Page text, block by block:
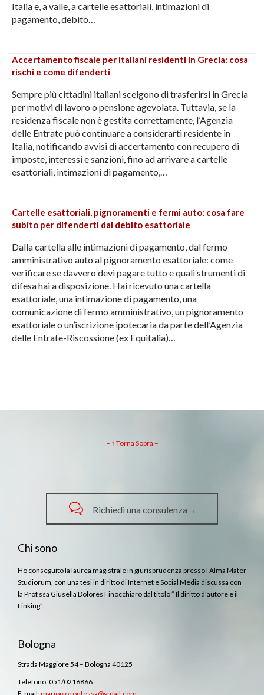
Italia e, a valle, a cartelle esattoriali, intimazioni di
pagamento, debito…
Accertamento fiscale per italiani residenti in Grecia: cosa
rischi e come difenderti
Sempre più cittadini italiani scelgono di trasferirsi in Grecia
per motivi di lavoro o pensione agevolata. Tuttavia, se la
residenza fiscale non è gestita correttamente, l’Agenzia
delle Entrate può continuare a considerarti residente in
Italia, notificando avvisi di accertamento con recupero di
imposte, interessi e sanzioni, fino ad arrivare a cartelle
esattoriali, intimazioni di pagamento,…
Cartelle esattoriali, pignoramenti e fermi auto: cosa fare
subito per difenderti dal debito esattoriale
Dalla cartella alle intimazioni di pagamento, dal fermo
amministrativo auto al pignoramento esattoriale: come
verificare se davvero devi pagare tutto e quali strumenti di
difesa hai a disposizione. Hai ricevuto una cartella
esattoriale, una intimazione di pagamento, una
comunicazione di fermo amministrativo, un pignoramento
esattoriale o un’iscrizione ipotecaria da parte dell’Agenzia
delle Entrate-Riscossione (ex Equitalia)…
– ↑ Torna Sopra –
 Richiedi una consulenza→
Chi sono
Ho conseguito la laurea magistrale in giurisprudenza presso l’Alma Mater
Studiorum, con una tesi in diritto di Internet e Social Media discussa con
la Prof.ssa Giusella Dolores Finocchiaro dal titolo ” Il diritto d’autore e il
Linking”.
Bologna
Strada Maggiore 54 – Bologna 40125
Telefono: 051/0216866